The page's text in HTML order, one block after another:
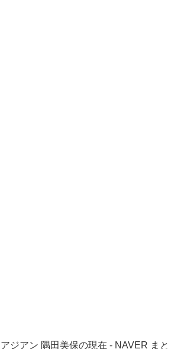
ジアン 隅田美保の現在 - NAVER まと